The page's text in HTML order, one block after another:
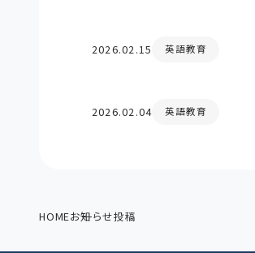
2026.02.15 英語教育
2026.02.04 英語教育
HOMEお知らせ投稿